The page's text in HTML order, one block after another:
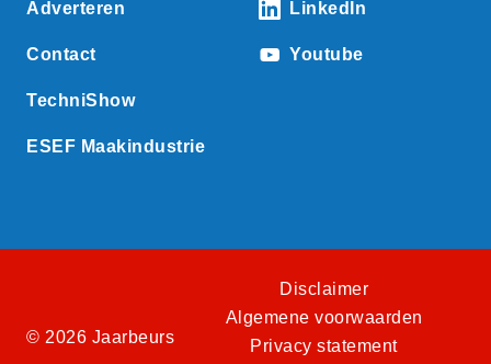
Adverteren
Contact
TechniShow
ESEF Maakindustrie
LinkedIn
Youtube
© 2026 Jaarbeurs
Disclaimer
Algemene voorwaarden
Privacy statement